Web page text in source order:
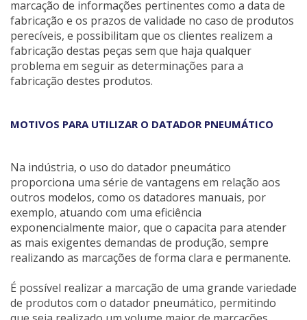
marcação de informações pertinentes como a data de
fabricação e os prazos de validade no caso de produtos
perecíveis, e possibilitam que os clientes realizem a
fabricação destas peças sem que haja qualquer
problema em seguir as determinações para a
fabricação destes produtos.
MOTIVOS PARA UTILIZAR O DATADOR PNEUMÁTICO
Na indústria, o uso do datador pneumático
proporciona uma série de vantagens em relação aos
outros modelos, como os datadores manuais, por
exemplo, atuando com uma eficiência
exponencialmente maior, que o capacita para atender
as mais exigentes demandas de produção, sempre
realizando as marcações de forma clara e permanente.
É possível realizar a marcação de uma grande variedade
de produtos com o datador pneumático, permitindo